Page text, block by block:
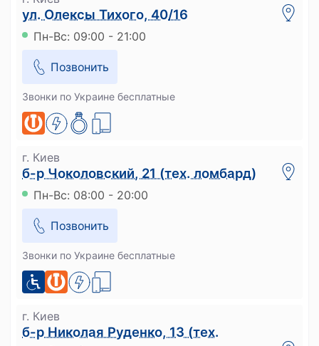
ул. Олексы Тихого, 40/16
Пн-Вс: 09:00 - 21:00
Позвонить
Звонки по Украине бесплатные
г. Киев
б-р Чоколовский, 21 (тех. ломбард)
Пн-Вс: 08:00 - 20:00
Позвонить
Звонки по Украине бесплатные
г. Киев
б-р Николая Руденко, 13 (тех.